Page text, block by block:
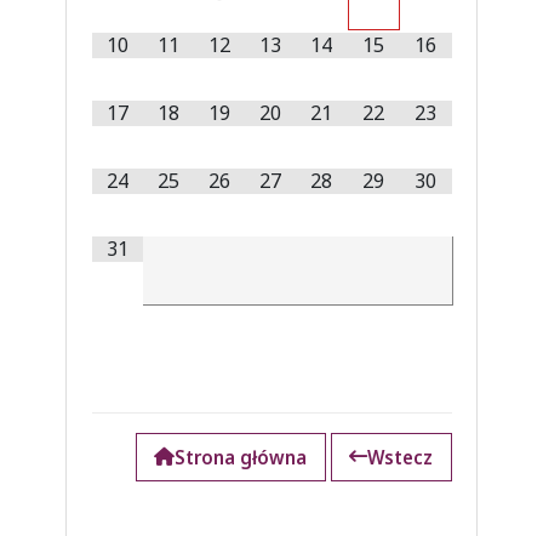
10 11 12 13 14 15 16
17 18 19 20 21 22 23
24 25 26 27 28 29 30
31
Strona główna Wstecz